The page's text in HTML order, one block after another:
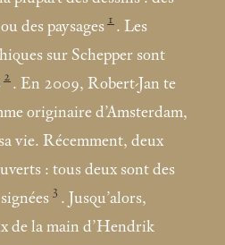
des paysages 1 . Les
sur Schepper sont
2 . En 2009, Robert-Jan te
originaire d’Amsterdam,
vie. Récemment, deux
: tous deux sont des
3 . Jusqu’alors,
de la main d’Hendrik